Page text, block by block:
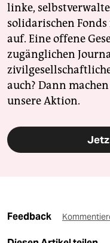
linke,
solidarischen
auf. Eine offene
zugänglichen
auch? Dann
unsere Aktion.
Feedback